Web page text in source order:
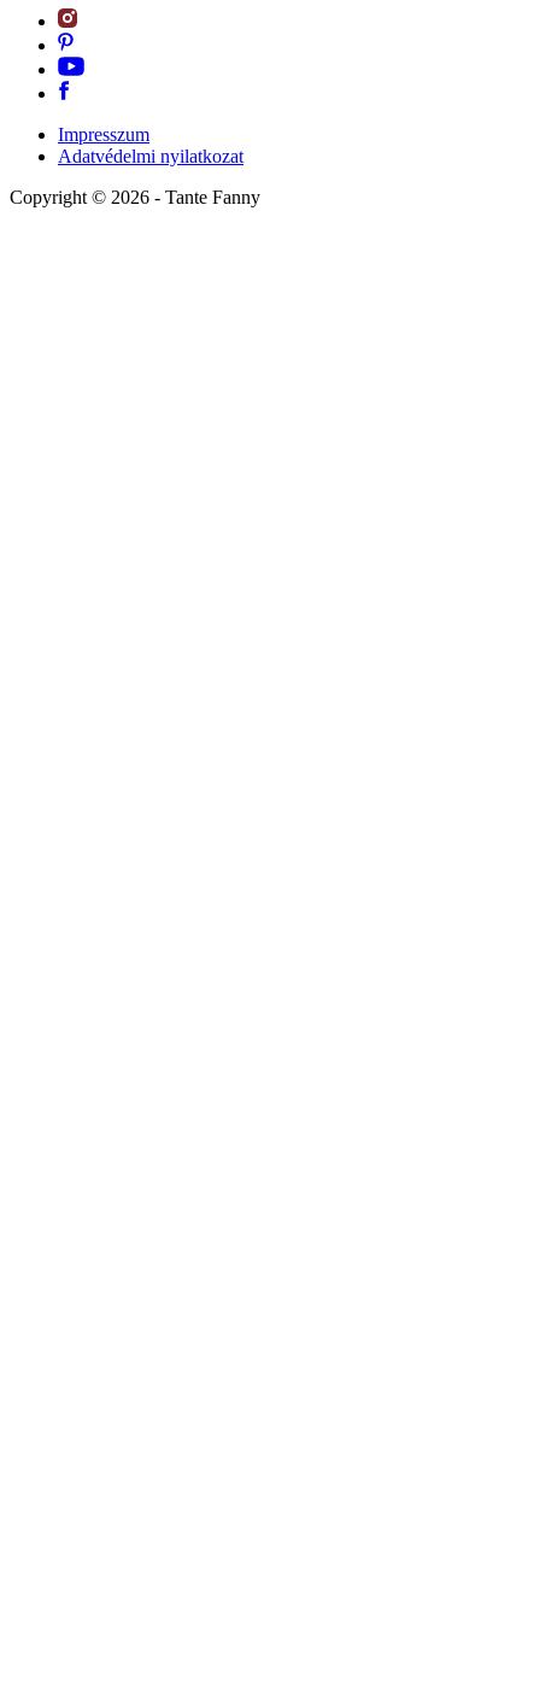
Impresszum
Adatvédelmi nyilatkozat
Copyright © 2026 - Tante Fanny